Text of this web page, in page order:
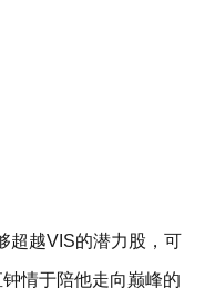
超越VIS的潜力股，可
情于陪他走向巅峰的